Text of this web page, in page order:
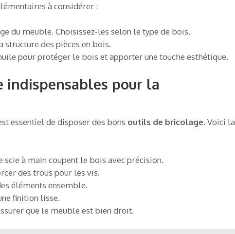
à considérer :
du meuble. Choisissez-les selon le type de bois.
structure des pièces en bois.
pour protéger le bois et apporter une touche esthétique.
indispensables pour la
essentiel de disposer des bons outils de bricolage. Voici la
scie à main coupent le bois avec précision.
des trous pour les vis.
éléments ensemble.
finition lisse.
que le meuble est bien droit.